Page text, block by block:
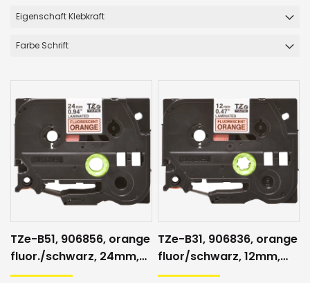
Eigenschaft Klebkraft
Farbe Schrift
TZe-B51, 906856, orange
fluor./schwarz, 24mm,
Schriftband
TZe-B31, 906836, orange
fluor/schwarz, 12mm,
Schriftband